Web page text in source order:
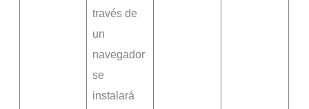
través de
un
navegador
se
instalará